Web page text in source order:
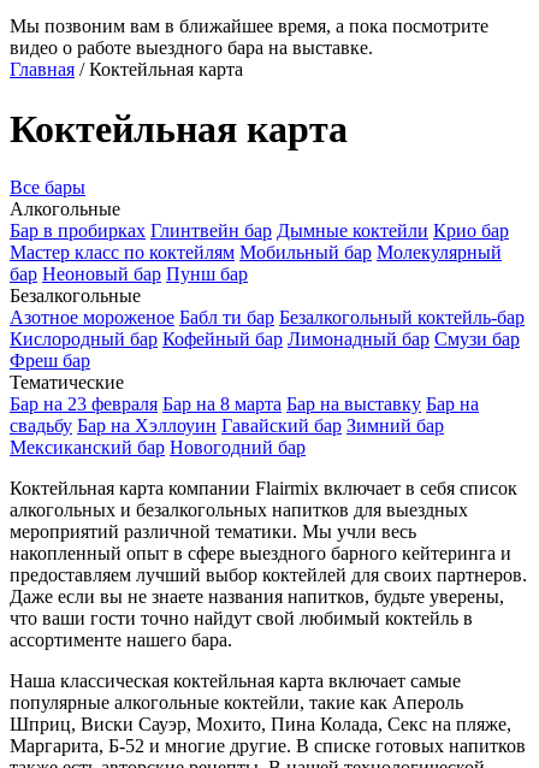
Мы позвоним вам в ближайшее время, а пока посмотрите
видео о работе выездного бара на выставке.
Главная /Коктейльная карта
Коктейльная карта
Все бары
Алкогольные
Бар в пробирках Глинтвейн бар Дымные коктейли Крио бар
Мастер класс по коктейлям Мобильный бар Молекулярный
бар Неоновый бар Пунш бар
Безалкогольные
Азотное мороженое Бабл ти бар Безалкогольный коктейль-бар
Кислородный бар Кофейный бар Лимонадный бар Смузи бар
Фреш бар
Тематические
Бар на 23 февраля Бар на 8 марта Бар на выставку Бар на
свадьбу Бар на Хэллоуин Гавайский бар Зимний бар
Мексиканский бар Новогодний бар
Коктейльная карта компании Flairmix включает в себя список
алкогольных и безалкогольных напитков для выездных
мероприятий различной тематики. Мы учли весь
накопленный опыт в сфере выездного барного кейтеринга и
предоставляем лучший выбор коктейлей для своих партнеров.
Даже если вы не знаете названия напитков, будьте уверены,
что ваши гости точно найдут свой любимый коктейль в
ассортименте нашего бара.
Наша классическая коктейльная карта включает самые
популярные алкогольные коктейли, такие как Апероль
Шприц, Виски Сауэр, Мохито, Пина Колада, Секс на пляже,
Маргарита, Б-52 и многие другие. В списке готовых напитков